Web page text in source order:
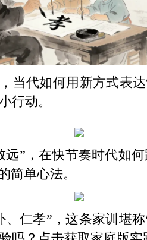
当代如何用新方式表
行动。
远”，在快节奏时代如
简单心法。
、仁孝”，这条家训堪